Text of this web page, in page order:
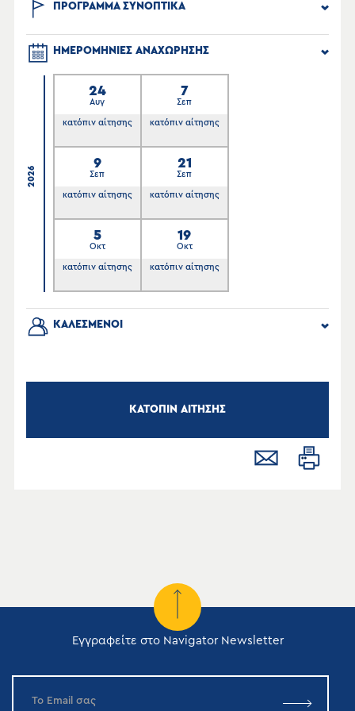
ΠΡΟΓΡΑΜΜΑ ΣΥΝΟΠΤΙΚΑ
ΗΜΕΡΟΜΗΝΙΕΣ ΑΝΑΧΩΡΗΣΗΣ
2026
24
Αυγ
κατόπιν αίτησης
7
Σεπ
κατόπιν αίτησης
9
Σεπ
κατόπιν αίτησης
21
Σεπ
κατόπιν αίτησης
5
Οκτ
κατόπιν αίτησης
19
Οκτ
κατόπιν αίτησης
ΚΑΛΕΣΜΕΝΟΙ
ΚΑΤΟΠΙΝ ΑΙΤΗΣΗΣ
Εγγραφείτε στο Navigator Newsletter